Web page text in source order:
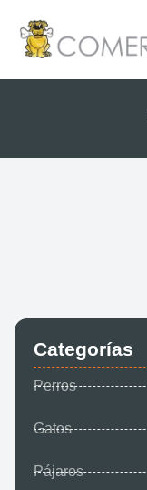
contenido
Categorías
Perros
Gatos
Pájaros